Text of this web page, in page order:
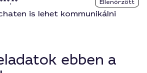
Ellenőrzött
is lehet kommunikálni
ebben a